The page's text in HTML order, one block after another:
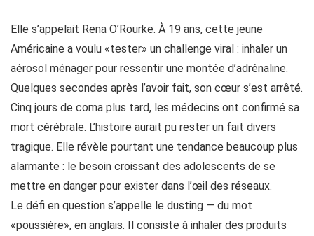
Elle s’appelait Rena O’Rourke. À 19 ans, cette jeune
Américaine a voulu «tester» un challenge viral : inhaler un
aérosol ménager pour ressentir une montée d’adrénaline.
Quelques secondes après l’avoir fait, son cœur s’est arrêté.
Cinq jours de coma plus tard, les médecins ont confirmé sa
mort cérébrale. L’histoire aurait pu rester un fait divers
tragique. Elle révèle pourtant une tendance beaucoup plus
alarmante : le besoin croissant des adolescents de se
mettre en danger pour exister dans l’œil des réseaux.
Le défi en question s’appelle le dusting — du mot
«poussière», en anglais. Il consiste à inhaler des produits